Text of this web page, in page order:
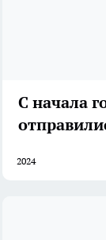
С начала
2024